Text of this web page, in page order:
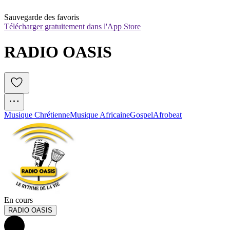
Sauvegarde des favoris
Télécharger gratuitement dans l'App Store
RADIO OASIS
Musique ChrétienneMusique AfricaineGospelAfrobeat
En cours
RADIO OASIS